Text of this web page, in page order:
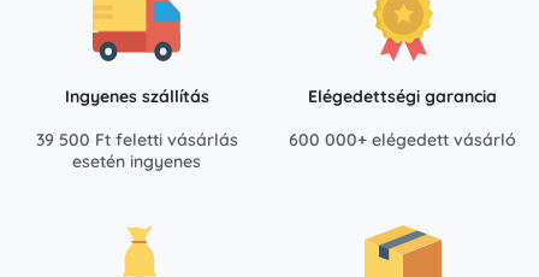
Ingyenes szállítás
39 500 Ft feletti vásárlás
esetén ingyenes
Elégedettségi garancia
600 000+ elégedett vásárló